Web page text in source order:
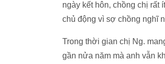
ngày kết hôn, chồng chị rất
chủ động vì sợ chồng nghĩ
Trong thời gian chị Ng.
gần nửa năm mà anh vẫn